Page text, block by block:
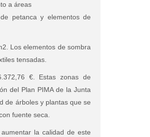
a áreas
petanca y elementos de
Los elementos de sombra
tensadas.
€. Estas zonas de
del Plan PIMA de la Junta
de árboles y plantas que se
fuente seca.
la calidad de este